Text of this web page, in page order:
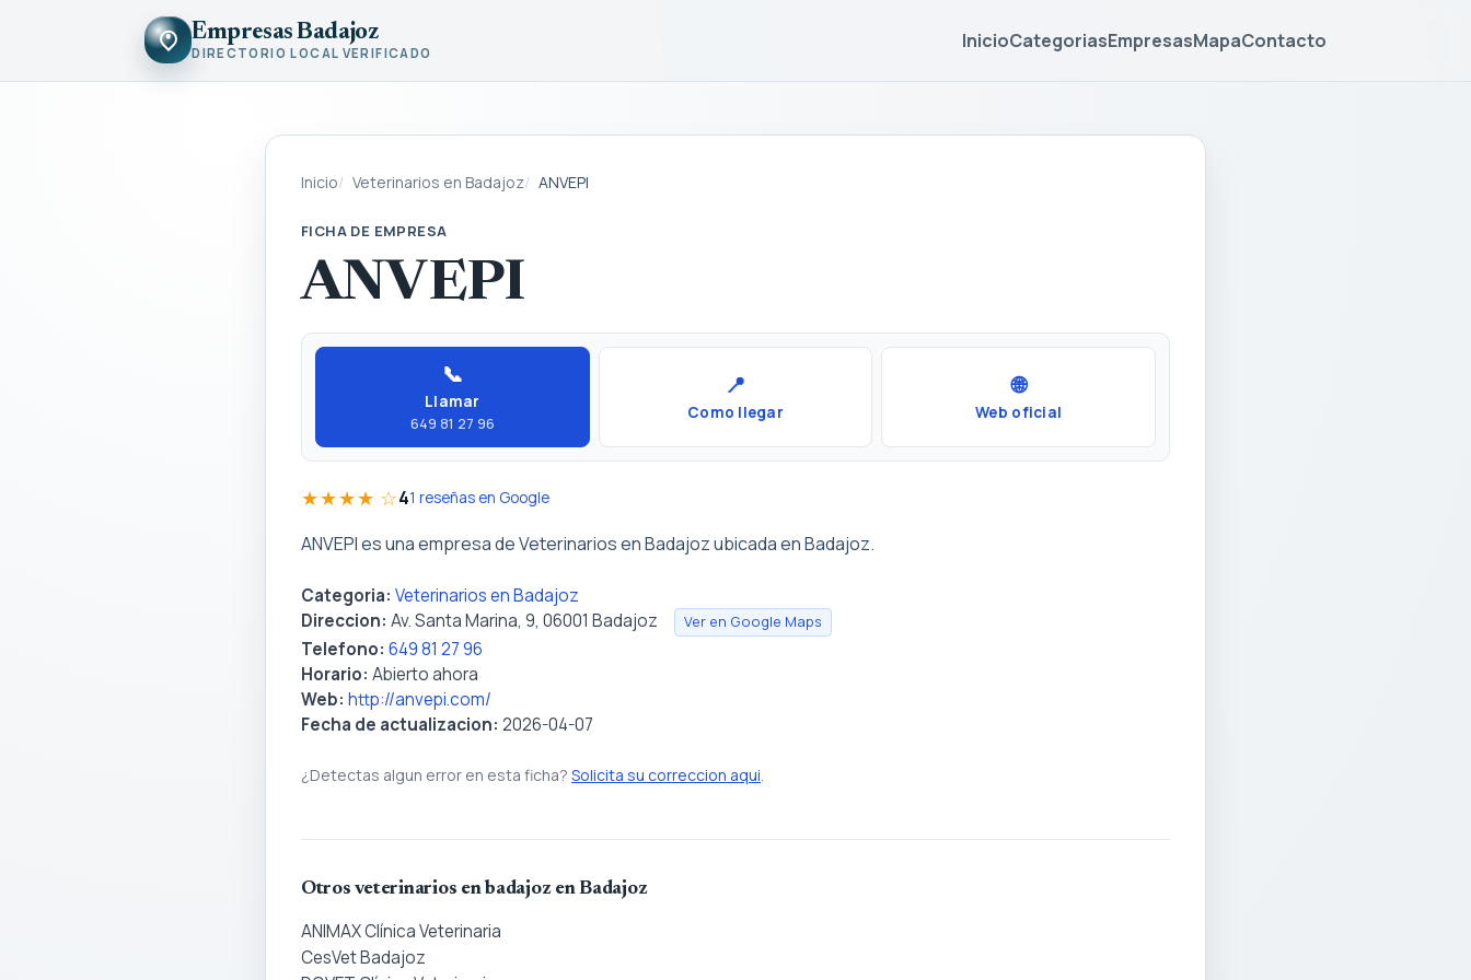
Empresas Badajoz
DIRECTORIO LOCAL VERIFICADO
InicioCategoriasEmpresasMapaContacto
Inicio Veterinarios en Badajoz ANVEPI
FICHA DE EMPRESA
ANVEPI
📞
Llamar
649 81 27 96
📍
Como llegar
🌐
Web oficial
★★★★ ☆41 reseñas en Google
ANVEPI es una empresa de Veterinarios en Badajoz ubicada en Badajoz.
Categoria: Veterinarios en Badajoz
Direccion: Av. Santa Marina, 9, 06001 Badajoz Ver en Google Maps
Telefono: 649 81 27 96
Horario: Abierto ahora
Web: http://anvepi.com/
Fecha de actualizacion: 2026-04-07
¿Detectas algun error en esta ficha? Solicita su correccion aqui
Otros veterinarios en badajoz en Badajoz
ANIMAX Clínica Veterinaria
CesVet Badajoz